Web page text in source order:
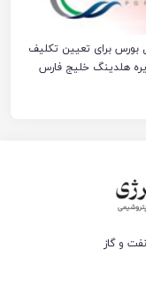
بورس برای تعیین تکلیف
هلدینگ خلیج فارس
و گاز